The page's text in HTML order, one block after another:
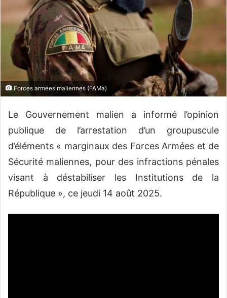
r
u
n
c
o
u
r
r
e
l
Forces armées maliennes (FAMa)
Le Gouvernement malien a informé l’opinion
publique de l’arrestation d’un groupuscule
d’éléments « marginaux des Forces Armées et de
Sécurité maliennes, pour des infractions pénales
visant à déstabiliser les Institutions de la
République », ce jeudi 14 août 2025.